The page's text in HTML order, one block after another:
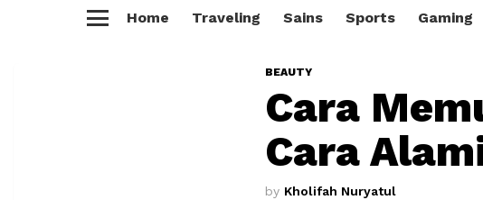
Home Traveling Sains Sports Gaming
BEAUTY
Cara
Cara
by Kholifah Nuryatul